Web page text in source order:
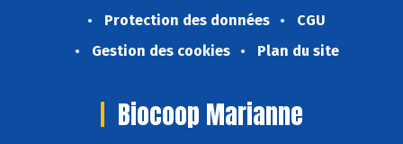
Protection des données
CGU
Gestion des cookies
Plan du site
Biocoop Marianne